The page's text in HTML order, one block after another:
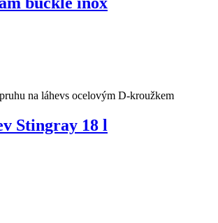
na láhevs ocelovým D-kroužkem
Stingray 18 l